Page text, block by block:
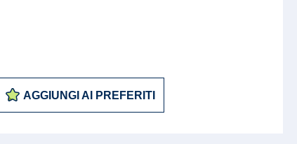
AGGIUNGI AI PREFERITI